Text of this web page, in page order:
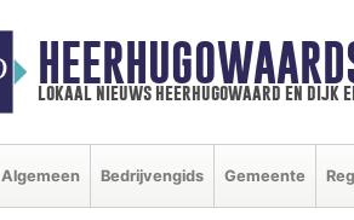
lokaal nieuws heerhugowaard en dijk
Algemeen Bedrijvengids Gemeente